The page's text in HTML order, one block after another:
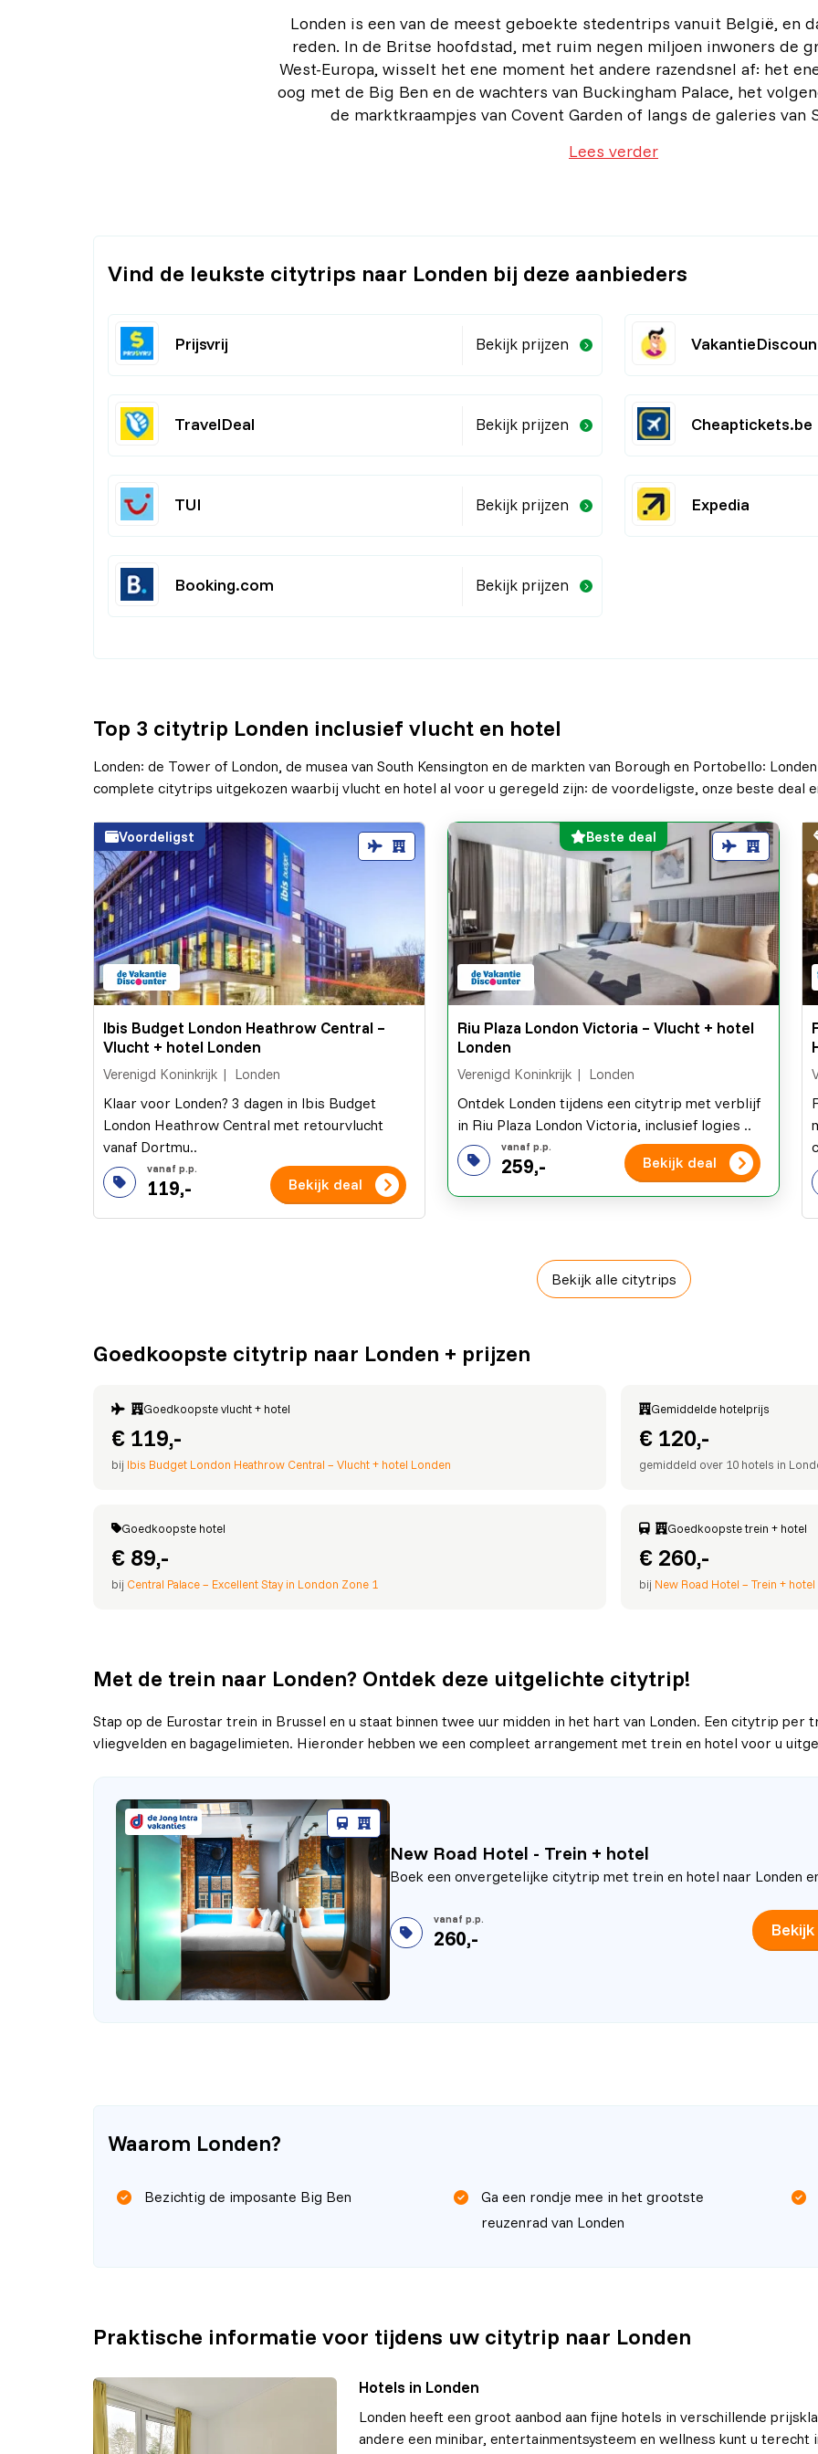
Londen is een van de meest geboekte stedentrips vanuit België, en
reden. In de Britse hoofdstad, met ruim negen miljoen inwoners de
West-Europa, wisselt het ene moment het andere razendsnel af: het
oog met de Big Ben en de wachters van Buckingham Palace, het
de marktkraampjes van Covent Garden of langs de galeries van
Lees verder
Vind de leukste citytrips naar Londen bij deze aanbieders
Prijsvrij Bekijk prijzen
TravelDeal Bekijk prijzen Cheaptickets.be
TUI Bekijk prijzen Expedia
Booking.com Bekijk prijzen
Top 3 citytrip Londen inclusief vlucht en hotel
Londen: de Tower of London, de musea van South Kensington en de markten van Borough en Portobello:
complete citytrips uitgekozen waarbij vlucht en hotel al voor u geregeld zijn: de voordeligste, onze beste deal
Voordeligst
Ibis Budget London Heathrow Central –
Vlucht + hotel Londen
Verenigd Koninkrijk Londen
Klaar voor Londen? 3 dagen in Ibis Budget
London Heathrow Central met retourvlucht
vanaf Dortmu..
119,- Bekijk deal
Beste deal
Riu Plaza London Victoria – Vlucht + hotel
Londen
Verenigd Koninkrijk Londen
Ontdek Londen tijdens een citytrip met verblijf
in Riu Plaza London Victoria, inclusief logies ..
259,- Bekijk deal
Bekijk alle citytrips
Goedkoopste citytrip naar Londen + prijzen
Goedkoopste vlucht + hotel
€ 119,-
bij Ibis Budget London Heathrow Central – Vlucht + hotel Londen
Gemiddelde hotelprijs
€ 120,-
gemiddeld over 10 hotels in
Goedkoopste hotel
€ 89,-
bij Central Palace – Excellent Stay in London Zone 1
Goedkoopste trein + hotel
€ 260,-
bij New Road Hotel – Trein + hotel
Met de trein naar Londen? Ontdek deze uitgelichte citytrip!
Stap op de Eurostar trein in Brussel en u staat binnen twee uur midden in het hart van Londen. Een citytrip
vliegvelden en bagagelimieten. Hieronder hebben we een compleet arrangement met trein en hotel voor u
New Road Hotel - Trein + hotel
Boek een onvergetelijke citytrip met trein en hotel naar Londen
260,-
Waarom Londen?
Bezichtig de imposante Big Ben
Ga een rondje mee in het grootste
reuzenrad van Londen
Praktische informatie voor tijdens uw citytrip naar Londen
Hotels in Londen
Londen heeft een groot aanbod aan fijne hotels in verschillende
andere een minibar, entertainmentsysteem en wellness kunt u